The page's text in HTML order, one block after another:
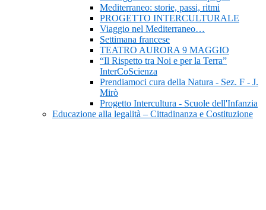
Mediterraneo: storie, passi, ritmi
PROGETTO INTERCULTURALE
Viaggio nel Mediterraneo…
Settimana francese
TEATRO AURORA 9 MAGGIO
“Il Rispetto tra Noi e per la Terra”
InterCoScienza
Prendiamoci cura della Natura - Sez. F - J.
Mirò
Progetto Intercultura - Scuole dell'Infanzia
Educazione alla legalità – Cittadinanza e Costituzione